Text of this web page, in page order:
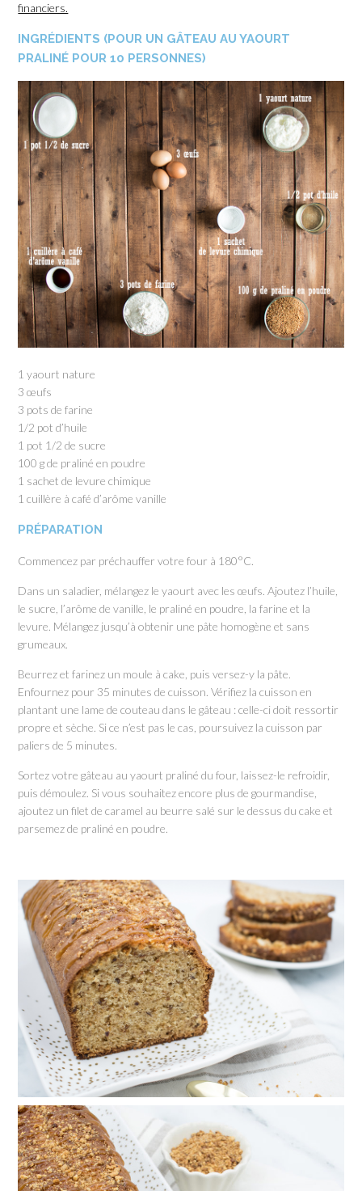
financiers.
INGRÉDIENTS (POUR UN GÂTEAU AU YAOURT
PRALINÉ POUR 10 PERSONNES)
1 yaourt nature
3 œufs
3 pots de farine
1/2 pot d’huile
1 pot 1/2 de sucre
100 g de praliné en poudre
1 sachet de levure chimique
1 cuillère à café d’arôme vanille
PRÉPARATION
Commencez par préchauffer votre four à 180°C.
Dans un saladier, mélangez le yaourt avec les œufs. Ajoutez l’huile,
le sucre, l’arôme de vanille, le praliné en poudre, la farine et la
levure. Mélangez jusqu’à obtenir une pâte homogène et sans
grumeaux.
Beurrez et farinez un moule à cake, puis versez-y la pâte.
Enfournez pour 35 minutes de cuisson. Vérifiez la cuisson en
plantant une lame de couteau dans le gâteau : celle-ci doit ressortir
propre et sèche. Si ce n’est pas le cas, poursuivez la cuisson par
paliers de 5 minutes.
Sortez votre gâteau au yaourt praliné du four, laissez-le refroidir,
puis démoulez. Si vous souhaitez encore plus de gourmandise,
ajoutez un filet de caramel au beurre salé sur le dessus du cake et
parsemez de praliné en poudre.